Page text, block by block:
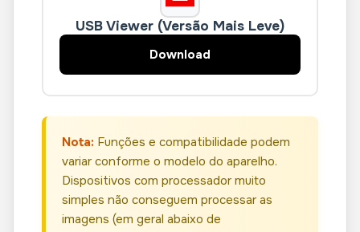
USB Viewer (Versão Mais Leve)
Download
Nota: Funções e compatibilidade podem
variar conforme o modelo do aparelho.
Dispositivos com processador muito
simples não conseguem processar as
imagens (em geral abaixo de